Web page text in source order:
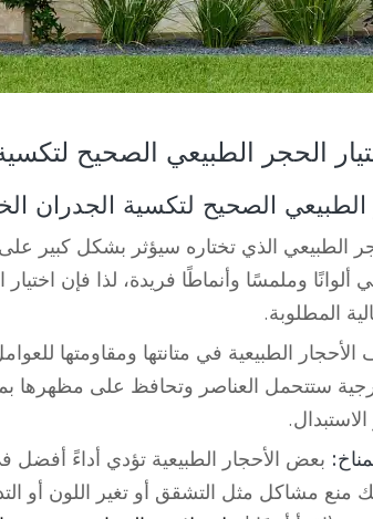
الحجر الطبيعي الصحيح
الطبيعي الصحيح لتكسية الجدران
الطبيعي الذي تختاره سيؤثر بشكل كبير
ألوانًا وملمسًا وأنماطًا فريدة، لذا فإن
المطلوبة.
الأحجار الطبيعية في متانتها ومقاومتها
ستتحمل العناصر وتحافظ على مظهرها
بعض الأحجار الطبيعية تؤدي أداءً
منع مشاكل مثل التشقق أو تغير اللون أو